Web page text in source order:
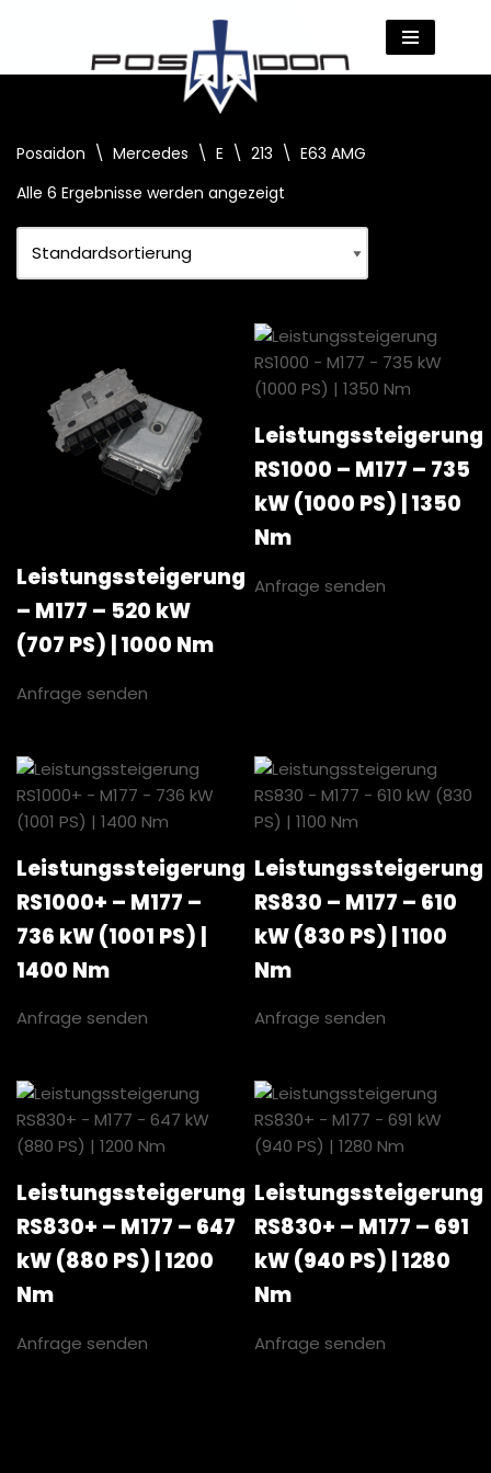
Posaidon \ Mercedes \ E \ 213 \ E63 AMG
Alle 6 Ergebnisse werden angezeigt
Leistungssteigerung
– M177 – 520 kW
(707 PS) | 1000 Nm
Anfrage senden
Leistungssteigerung
RS1000 – M177 – 735
kW (1000 PS) | 1350
Nm
Anfrage senden
Leistungssteigerung
RS1000+ – M177 –
736 kW (1001 PS) |
1400 Nm
Anfrage senden
Leistungssteigerung
RS830 – M177 – 610
kW (830 PS) | 1100
Nm
Anfrage senden
Leistungssteigerung
RS830+ – M177 – 647
kW (880 PS) | 1200
Nm
Anfrage senden
Leistungssteigerung
RS830+ – M177 – 691
kW (940 PS) | 1280
Nm
Anfrage senden